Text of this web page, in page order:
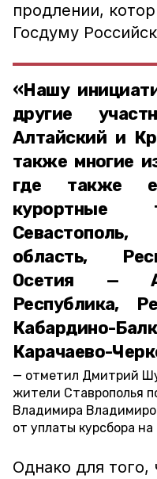
продлении,
Госдуму
«Нашу
другие
Алтайский и
также многие
где также
курортные
область,
Осетия —
Республика,
Кабардино-
Карачаево-
отметил Дмитрий
жители Ставрополья
Владимира
от уплаты курсбора
Однако для того,